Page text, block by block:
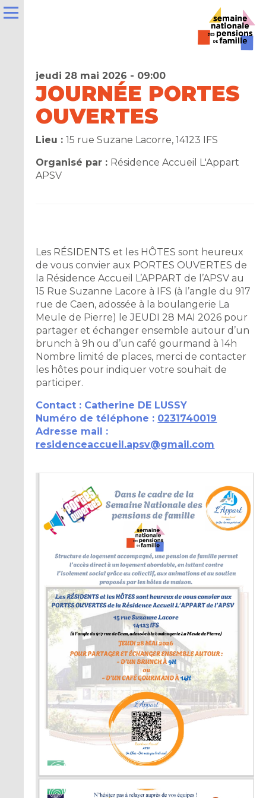
jeudi 28 mai 2026 - 09:00
JOURNÉE PORTES
OUVERTES
Lieu :15 rue Suzane Lacorre, 14123 IFS
Organisé par : Résidence Accueil L'Appart
APSV
Les RÉSIDENTS et les HÔTES sont heureux
de vous convier aux PORTES OUVERTES de
la Résidence Accueil L’APPART de l’APSV au
15 Rue Suzanne Lacore à IFS (à l’angle du 917
rue de Caen, adossée à la boulangerie La
Meule de Pierre) le JEUDI 28 MAI 2026 pour
partager et échanger ensemble autour d’un
brunch à 9h ou d’un café gourmand à 14h
Nombre limité de places, merci de contacter
les hôtes pour indiquer votre souhait de
participer.
Contact : Catherine DE LUSSY
Numéro de téléphone : 0231740019
Adresse mail :
residenceaccueil.apsv@gmail.com